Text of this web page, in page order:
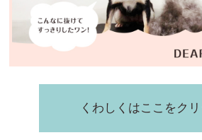
くわしくはここをクリ